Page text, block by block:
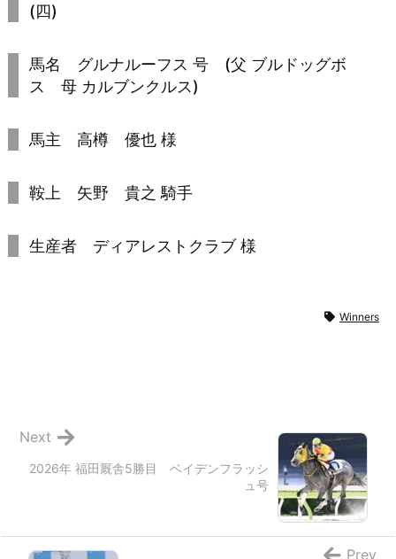
(四)
馬名 グルナルーフス 号 (父 ブルドッグボ
ス 母 カルブンクルス)
馬主 高樽 優也 様
鞍上 矢野 貴之 騎手
生産者 ディアレストクラブ 様
Winners
2026年 福田厩舎5勝目 ベイデンフラッシ
ュ号
Next
Prev